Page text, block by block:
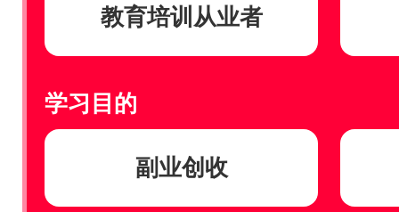
教育培训从业者
学习目的
副业创收